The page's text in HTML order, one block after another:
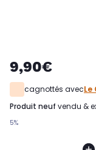
9,90€
cagnottés avecLe
produit neuf vendu &
5%